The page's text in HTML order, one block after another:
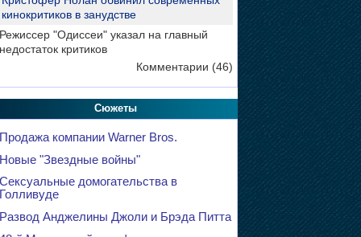
кинокритиков в занудстве
"Одиссеи" указал на главный
критиков
Комментарии (46)
Сюжеты
компании Warner Bros.
"Звездные войны"
домогательства в
Анджелины Джоли и Брэда Питта